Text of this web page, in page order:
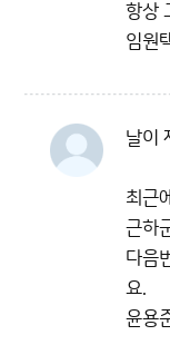
항상
임원
날이
최근
근하
다음
요.
윤용